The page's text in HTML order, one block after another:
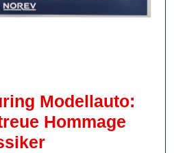
Modellauto:
Hommage
BMW